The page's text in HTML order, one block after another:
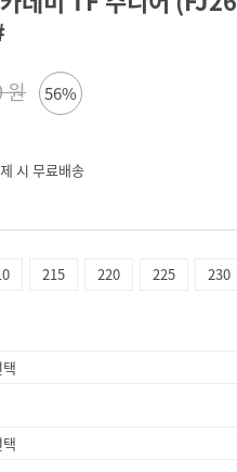
원 56%
시 무료배송
215 220 225
230